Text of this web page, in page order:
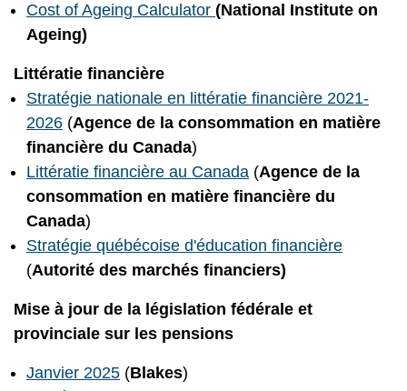
Cost of Ageing Calculator (National Institute on
Ageing)
Littératie financière
Stratégie nationale en littératie financière 2021-
2026 (Agence de la consommation en matière
financière du Canada)
Littératie financière au Canada (Agence de la
consommation en matière financière du
Canada)
Stratégie québécoise d'éducation financière
(Autorité des marchés financiers)
Mise à jour de la législation fédérale et
provinciale sur les pensions
Janvier 2025 (Blakes)